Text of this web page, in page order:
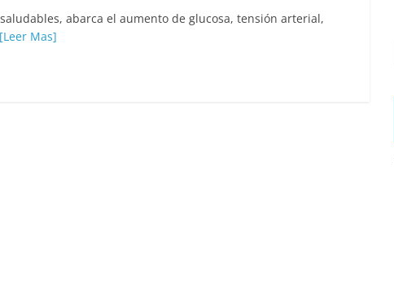
abarca el aumento de glucosa, tensión arterial,
[Leer Mas]